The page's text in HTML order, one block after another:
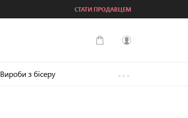
СТАТИ ПРОДАВЦЕМ
...
Вироби з бісеру